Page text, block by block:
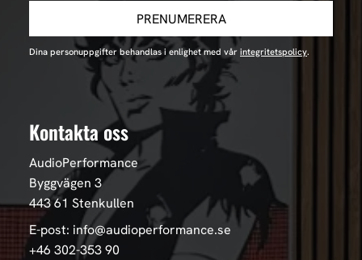
PRENUMERERA
Dina personuppgifter behandlas i enlighet med vår integritetspolicy.
Kontakta oss
AudioPerformance
Byggvägen 3
443 61 Stenkullen
E-post: info@audioperformance.se
+46 302-353 90